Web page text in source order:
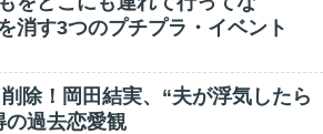
す3つのプチプラ・イベント
除！岡田結実、“夫が浮気したら
の過去恋愛観